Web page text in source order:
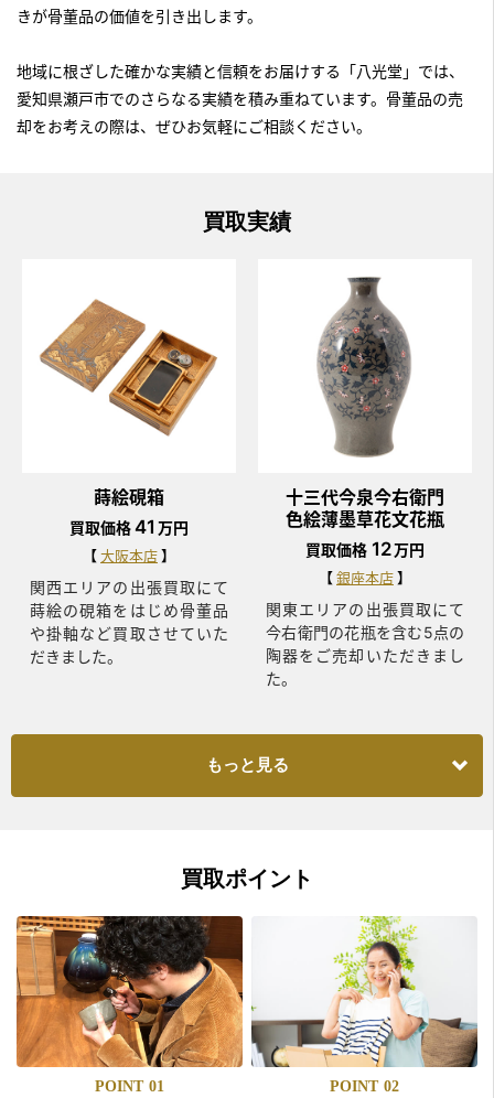
きが骨董品の価値を引き出します。
地域に根ざした確かな実績と信頼をお届けする「八光堂」では、
愛知県瀬戸市でのさらなる実績を積み重ねています。骨董品の売
却をお考えの際は、ぜひお気軽にご相談ください。
買取実績
蒔絵硯箱
買取価格41 万円
大阪本店
関西エリアの出張買取にて
蒔絵の硯箱をはじめ骨董品
や掛軸など買取させていた
だきました。
十三代今泉今右衛門
色絵薄墨草花文花瓶
買取価格 12万円
銀座本店
関東エリアの出張買取にて
今右衛門の花瓶を含む5点の
陶器をご売却いただきまし
た。
もっと見る
買取ポイント
POINT 01 POINT 02